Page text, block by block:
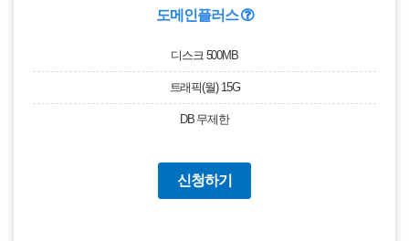
도메인플러스
디스크 500MB
트래픽(월) 15G
DB 무제한
신청하기